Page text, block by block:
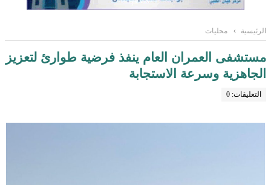
الرئيسية › محليات
مستشفى العمران العام ينفذ فرضية طوارئ لتعزيز
الجاهزية وسرعة الاستجابة
التعليقات: 0